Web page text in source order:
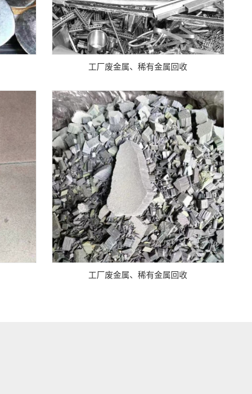
工厂废金属、稀有金属回收
工厂废金属、稀有金属回收